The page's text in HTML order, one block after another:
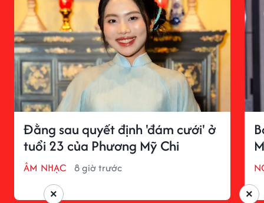
Đằng sau quyết định 'đám cưới' ở
tuổi 23 của Phương Mỹ Chi
ÂM NHẠC 8 giờ trước
×
×